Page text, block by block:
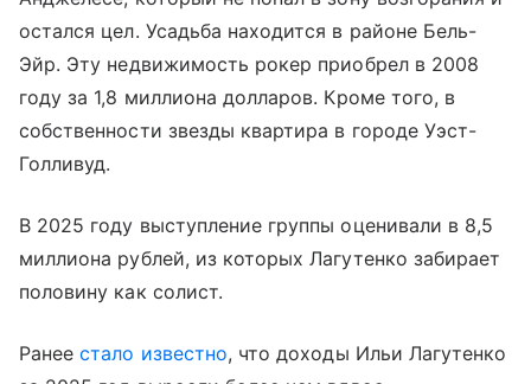
остался цел. Усадьба находится в районе Бель-
Эйр. Эту недвижимость рокер приобрел в 2008
году за 1,8 миллиона долларов. Кроме того, в
собственности звезды квартира в городе Уэст-
Голливуд.
В 2025 году выступление группы оценивали в 8,5
миллиона рублей, из которых Лагутенко забирает
половину как солист.
Ранеестало известно, что доходы Ильи Лагутенко